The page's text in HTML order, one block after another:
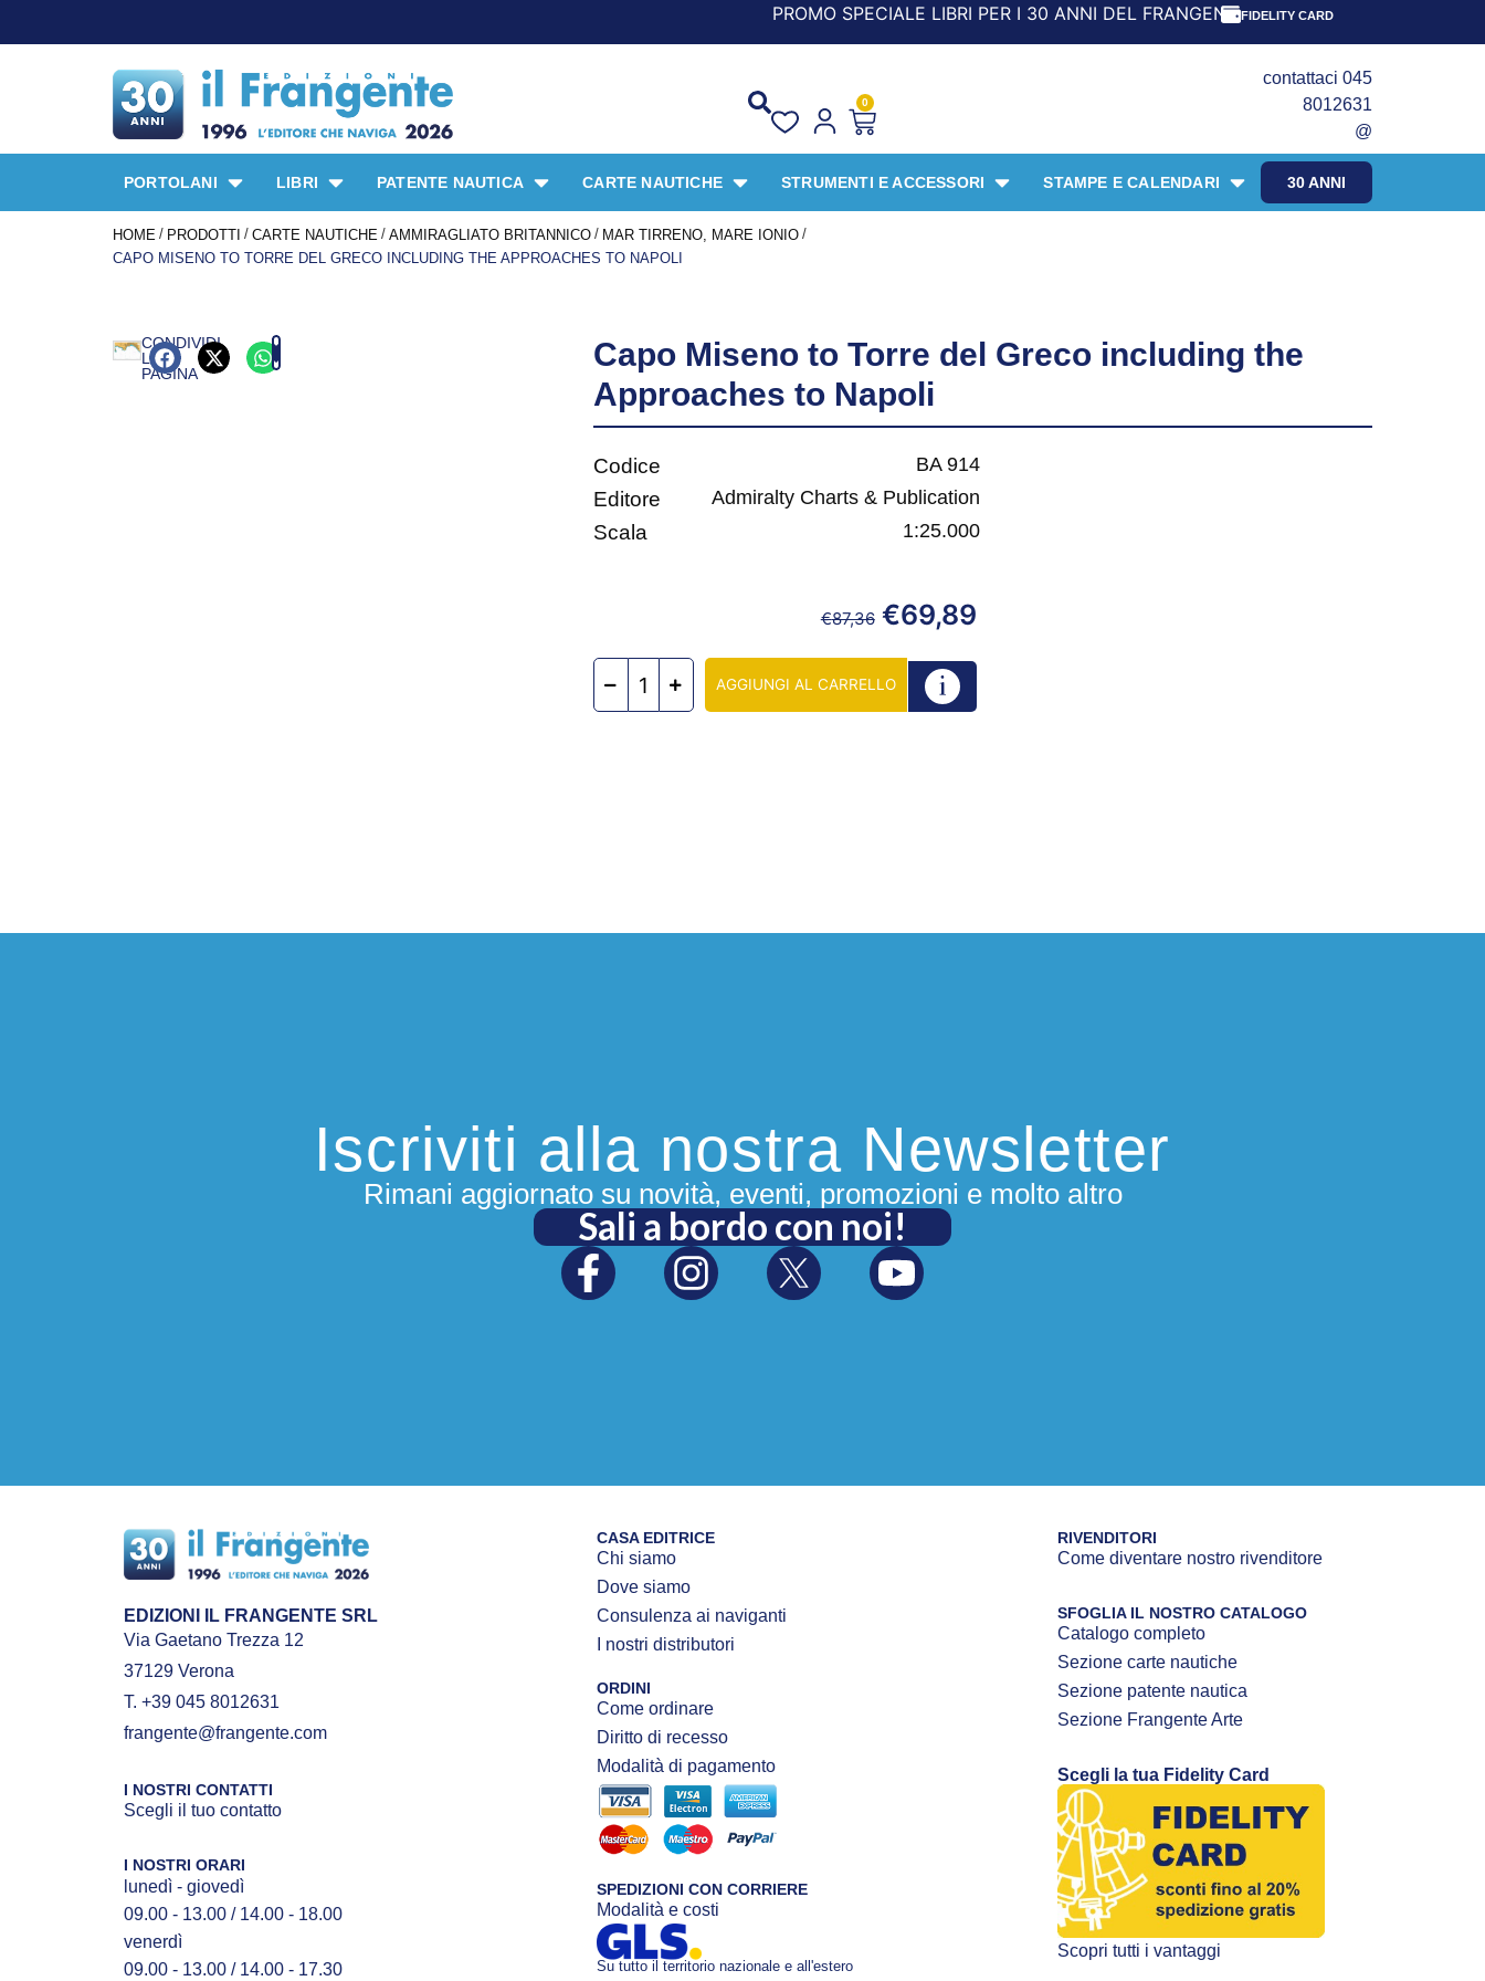
PROMO SPECIALE LIBRI PER I 30 ANNI DEL FRANGENTE! *** CON ORDINI A PARTIRE
FIDELITY CARD
0
contattaci 045
8012631
@
30 ANNI
PORTOLANI LIBRI PATENTE NAUTICA CARTE NAUTICHE STRUMENTI E ACCESSORI STAMPE E CALENDARI
HOME / PRODOTTI / CARTE NAUTICHE / AMMIRAGLIATO BRITANNICO / MAR TIRRENO, MARE IONIO /
CAPO MISENO TO TORRE DEL GRECO INCLUDING THE APPROACHES TO NAPOLI
CONDIVIDI
LA
PAGINA
Capo Miseno to Torre del Greco including the
Approaches to Napoli
Codice BA 914
Editore Admiralty Charts & Publication
Scala 1:25.000
€87,36 €69,89
AGGIUNGI AL CARRELLO
Iscriviti alla nostra Newsletter
Rimani aggiornato su novità, eventi, promozioni e molto altro
Sali a bordo con noi!
EDIZIONI IL FRANGENTE SRL
Via Gaetano Trezza 12
37129 Verona
T. +39 045 8012631
frangente@frangente.com
I NOSTRI CONTATTI
Scegli il tuo contatto
I NOSTRI ORARI
lunedì - giovedì
09.00 - 13.00 / 14.00 - 18.00
venerdì
09.00 - 13.00 / 14.00 - 17.30
CASA EDITRICE
Chi siamo
Dove siamo
Consulenza ai naviganti
I nostri distributori
ORDINI
Come ordinare
Diritto di recesso
Modalità di pagamento
SPEDIZIONI CON CORRIERE
Modalità e costi
Su tutto il territorio nazionale e all'estero
RIVENDITORI
Come diventare nostro rivenditore
SFOGLIA IL NOSTRO CATALOGO
Catalogo completo
Sezione carte nautiche
Sezione patente nautica
Sezione Frangente Arte
Scegli la tua Fidelity Card
Scopri tutti i vantaggi